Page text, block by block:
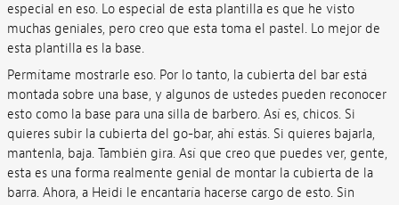
especial en eso. Lo especial de esta plantilla es que he visto
muchas geniales, pero creo que esta toma el pastel. Lo mejor de
esta plantilla es la base.
Permítame mostrarle eso. Por lo tanto, la cubierta del bar está
montada sobre una base, y algunos de ustedes pueden reconocer
esto como la base para una silla de barbero. Así es, chicos. Si
quieres subir la cubierta del go-bar, ahí estás. Si quieres bajarla,
mantenla, baja. También gira. Así que creo que puedes ver, gente,
esta es una forma realmente genial de montar la cubierta de la
barra. Ahora, a Heidi le encantaría hacerse cargo de esto. Sin